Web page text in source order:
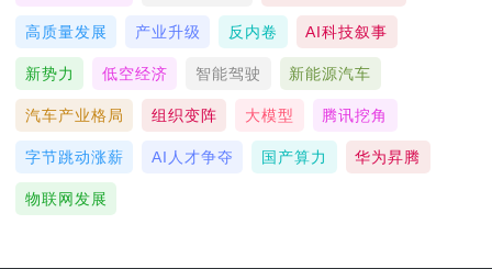
高质量发展 产业升级 反内卷 AI科技叙事
新势力 低空经济 智能驾驶 新能源汽车
汽车产业格局 组织变阵 大模型 腾讯挖角
字节跳动涨薪 AI人才争夺 国产算力 华为昇腾
物联网发展